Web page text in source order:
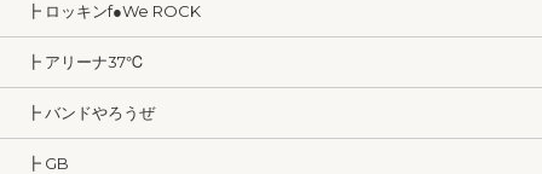
┣ ロッキンf●We ROCK
┣ アリーナ37℃
┣ バンドやろうぜ
┣ GB